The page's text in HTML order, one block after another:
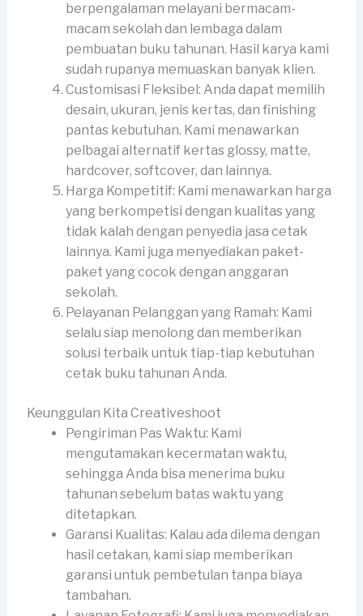
berpengalaman melayani bermacam-
macam sekolah dan lembaga dalam
pembuatan buku tahunan. Hasil karya kami
sudah rupanya memuaskan banyak klien.
Customisasi Fleksibel: Anda dapat memilih
desain, ukuran, jenis kertas, dan finishing
pantas kebutuhan. Kami menawarkan
pelbagai alternatif kertas glossy, matte,
hardcover, softcover, dan lainnya.
Harga Kompetitif: Kami menawarkan harga
yang berkompetisi dengan kualitas yang
tidak kalah dengan penyedia jasa cetak
lainnya. Kami juga menyediakan paket-
paket yang cocok dengan anggaran
sekolah.
Pelayanan Pelanggan yang Ramah: Kami
selalu siap menolong dan memberikan
solusi terbaik untuk tiap-tiap kebutuhan
cetak buku tahunan Anda.
Keunggulan Kita Creativeshoot
Pengiriman Pas Waktu: Kami
mengutamakan kecermatan waktu,
sehingga Anda bisa menerima buku
tahunan sebelum batas waktu yang
ditetapkan.
Garansi Kualitas: Kalau ada dilema dengan
hasil cetakan, kami siap memberikan
garansi untuk pembetulan tanpa biaya
tambahan.